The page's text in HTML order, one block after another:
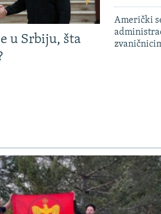
u Srbiju, šta
Američki